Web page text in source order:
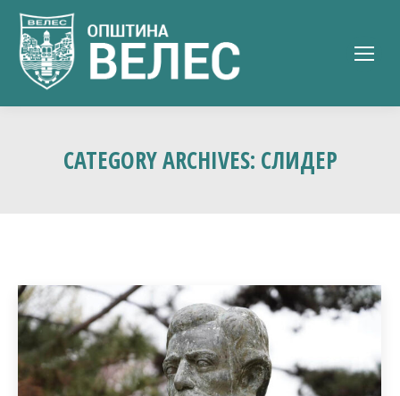
CATEGORY ARCHIVES: СЛИДЕР